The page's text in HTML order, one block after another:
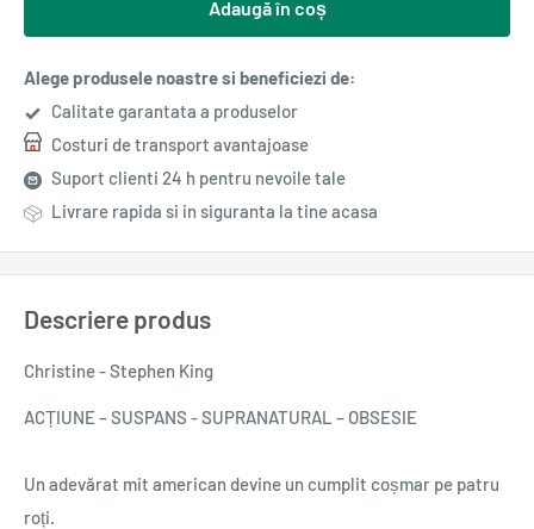
Adaugă în coș
Alege produsele noastre si beneficiezi de:
Calitate garantata a produselor
Costuri de transport avantajoase
Suport clienti 24 h pentru nevoile tale
Livrare rapida si in siguranta la tine acasa
Descriere produs
Christine - Stephen King
ACȚIUNE – SUSPANS - SUPRANATURAL – OBSESIE
Un adevărat mit american devine un cumplit coșmar pe patru
roți.